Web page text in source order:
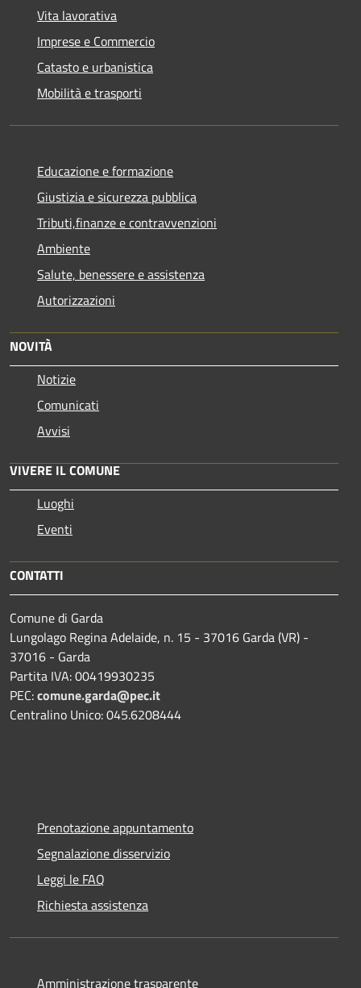
Vita lavorativa
Imprese e Commercio
Catasto e urbanistica
Mobilità e trasporti
Educazione e formazione
Giustizia e sicurezza pubblica
Tributi,finanze e contravvenzioni
Ambiente
Salute, benessere e assistenza
Autorizzazioni
NOVITÀ
Notizie
Comunicati
Avvisi
VIVERE IL COMUNE
Luoghi
Eventi
CONTATTI
Comune di Garda
Lungolago Regina Adelaide, n. 15 - 37016 Garda (VR) -
37016 - Garda
Partita IVA: 00419930235
PEC:comune.garda@pec.it
Centralino Unico: 045.6208444
Prenotazione appuntamento
Segnalazione disservizio
Leggi le FAQ
Richiesta assistenza
Amministrazione trasparente